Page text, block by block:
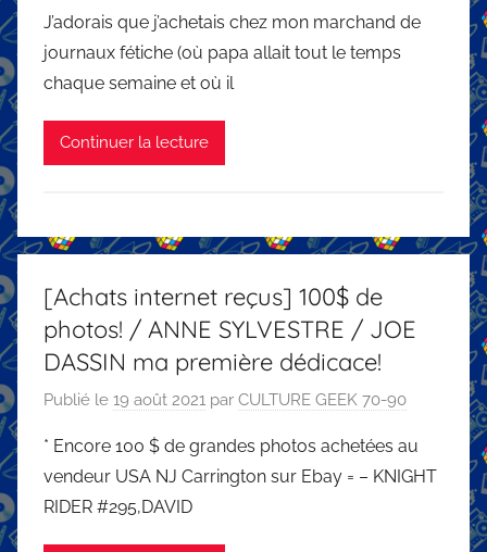
J’adorais que j’achetais chez mon marchand de
journaux fétiche (où papa allait tout le temps
chaque semaine et où il
Continuer la lecture
[Achats internet reçus] 100$ de
photos! / ANNE SYLVESTRE / JOE
DASSIN ma première dédicace!
Publié le 19 août 2021 par CULTURE GEEK 70-90
* Encore 100 $ de grandes photos achetées au
vendeur USA NJ Carrington sur Ebay = – KNIGHT
RIDER #295,DAVID